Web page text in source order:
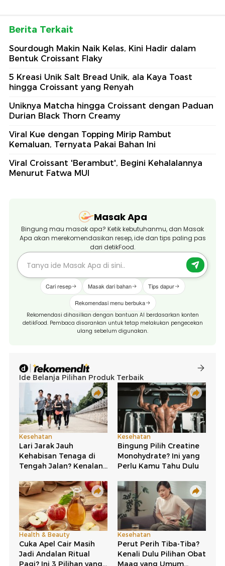
Berita Terkait
Sourdough Makin Naik Kelas, Kini Hadir dalam
Bentuk Croissant Flaky
5 Kreasi Unik Salt Bread Unik, ala Kaya Toast
hingga Croissant yang Renyah
Uniknya Matcha hingga Croissant dengan Paduan
Durian Black Thorn Creamy
Viral Kue dengan Topping Mirip Rambut
Kemaluan, Ternyata Pakai Bahan Ini
Viral Croissant 'Berambut', Begini Kehalalannya
Menurut Fatwa MUI
Masak Apa
Bingung mau masak apa? Ketik kebutuhanmu, dan Masak
Apa akan merekomendasikan resep, ide dan tips paling pas
dari detikFood.
Cari resep Masak dari bahan Tips dapur
Rekomendasi menu berbuka
Rekomendasi dihasilkan dengan bantuan AI berdasarkan konten
detikFood. Pembaca disarankan untuk tetap melakukan pengecekan
ulang sebelum digunakan.